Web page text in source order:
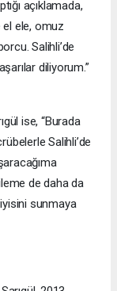
açıklamada,
el ele, omuz
Salihli’de
diliyorum.”
ise, “Burada
Salihli’de
de daha da
sunmaya